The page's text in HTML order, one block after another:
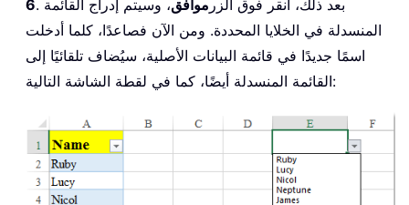
6 . بعد ذلك، انقر فوق الزر موافق، وسيتم إدراج القائمة
المنسدلة في الخلايا المحددة. ومن الآن فصاعدًا، كلما أدخلت
اسمًا جديدًا في قائمة البيانات الأصلية، سيُضاف تلقائيًا إلى
القائمة المنسدلة أيضًا، كما في لقطة الشاشة التالية: